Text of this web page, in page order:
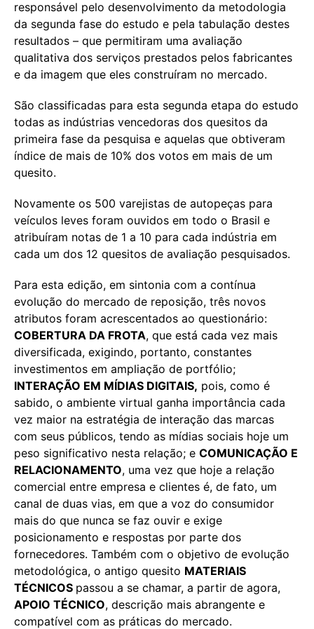
responsável pelo desenvolvimento da metodologia
da segunda fase do estudo e pela tabulação destes
resultados – que permitiram uma avaliação
qualitativa dos serviços prestados pelos fabricantes
e da imagem que eles construíram no mercado.
São classificadas para esta segunda etapa do estudo
todas as indústrias vencedoras dos quesitos da
primeira fase da pesquisa e aquelas que obtiveram
índice de mais de 10% dos votos em mais de um
quesito.
Novamente os 500 varejistas de autopeças para
veículos leves foram ouvidos em todo o Brasil e
atribuíram notas de 1 a 10 para cada indústria em
cada um dos 12 quesitos de avaliação pesquisados.
Para esta edição, em sintonia com a contínua
evolução do mercado de reposição, três novos
atributos foram acrescentados ao questionário:
COBERTURA DA FROTA, que está cada vez mais
diversificada, exigindo, portanto, constantes
investimentos em ampliação de portfólio;
INTERAÇÃO EM MÍDIAS DIGITAIS, pois, como é
sabido, o ambiente virtual ganha importância cada
vez maior na estratégia de interação das marcas
com seus públicos, tendo as mídias sociais hoje um
peso significativo nesta relação; e COMUNICAÇÃO E
RELACIONAMENTO, uma vez que hoje a relação
comercial entre empresa e clientes é, de fato, um
canal de duas vias, em que a voz do consumidor
mais do que nunca se faz ouvir e exige
posicionamento e respostas por parte dos
fornecedores. Também com o objetivo de evolução
metodológica, o antigo quesito MATERIAIS
TÉCNICOS passou a se chamar, a partir de agora,
APOIO TÉCNICO, descrição mais abrangente e
compatível com as práticas do mercado.